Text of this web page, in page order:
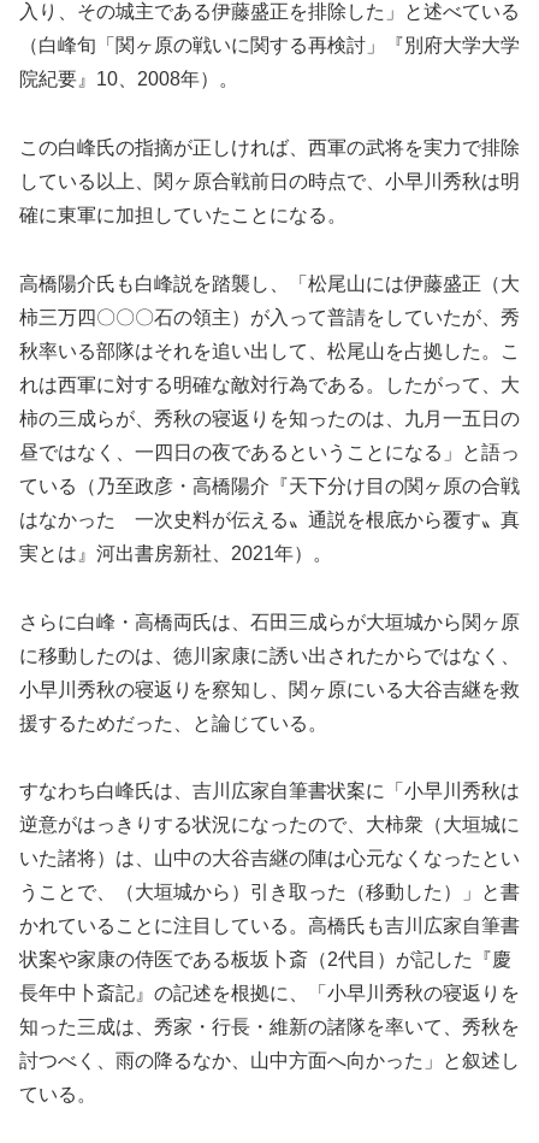
入り、その城主である伊藤盛正を排除した」と述べている
（白峰旬「関ヶ原の戦いに関する再検討」『別府大学大学
院紀要』10、2008年）。
この白峰氏の指摘が正しければ、西軍の武将を実力で排除
している以上、関ヶ原合戦前日の時点で、小早川秀秋は明
確に東軍に加担していたことになる。
高橋陽介氏も白峰説を踏襲し、「松尾山には伊藤盛正（大
柿三万四〇〇〇石の領主）が入って普請をしていたが、秀
秋率いる部隊はそれを追い出して、松尾山を占拠した。こ
れは西軍に対する明確な敵対行為である。したがって、大
柿の三成らが、秀秋の寝返りを知ったのは、九月一五日の
昼ではなく、一四日の夜であるということになる」と語っ
ている（乃至政彦・高橋陽介『天下分け目の関ヶ原の合戦
はなかった 一次史料が伝える〟通説を根底から覆す〟真
実とは』河出書房新社、2021年）。
さらに白峰・高橋両氏は、石田三成らが大垣城から関ヶ原
に移動したのは、徳川家康に誘い出されたからではなく、
小早川秀秋の寝返りを察知し、関ヶ原にいる大谷吉継を救
援するためだった、と論じている。
すなわち白峰氏は、吉川広家自筆書状案に「小早川秀秋は
逆意がはっきりする状況になったので、大柿衆（大垣城に
いた諸将）は、山中の大谷吉継の陣は心元なくなったとい
うことで、（大垣城から）引き取った（移動した）」と書
かれていることに注目している。高橋氏も吉川広家自筆書
状案や家康の侍医である板坂卜斎（2代目）が記した『慶
長年中卜斎記』の記述を根拠に、「小早川秀秋の寝返りを
知った三成は、秀家・行長・維新の諸隊を率いて、秀秋を
討つべく、雨の降るなか、山中方面へ向かった」と叙述し
ている。